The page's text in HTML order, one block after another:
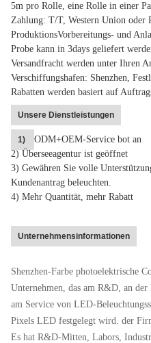
5m pro Rolle, eine Rolle in einer
Zahlung: T/T, Western Union oder
ProduktionsVorbereitungs- und
Probe kann in 3days geliefert
Versandfracht werden unter Ihren
Verschiffungshafen: Shenzhen,
Rabatten werden basiert auf
Unsere Dienstleistungen
1)
ODM+OEM-Service bot an
2) Überseeagentur ist geöffnet
3) Gewähren Sie volle
Kundenantrag beleuchten.
4) Mehr Quantität, mehr Rabatt
Unternehmensinformationen
Shenzhen-Farbe photoelektrische
Unternehmen, das am R&D, an
am Service von LED-
Pixels LED festgelegt wird. der
Es hat R&D-Mitten, Labors,